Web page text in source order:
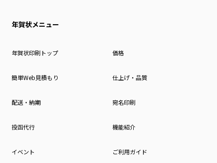
年賀状メニュー
年賀状印刷トップ 価格
簡単Web見積もり 仕上げ・品質
配送・納期 宛名印刷
投函代行 機能紹介
イベント ご利用ガイド